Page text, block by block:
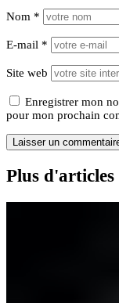
Nom *
E-mail *
Site web
Enregistrer mon
pour mon prochain
Plus d'articles